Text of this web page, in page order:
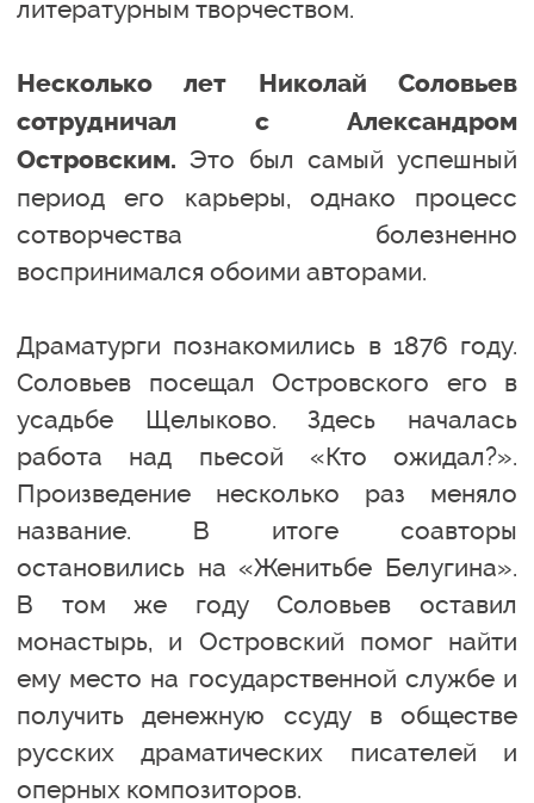
литературным творчеством.
Несколько лет Николай Соловьев
сотрудничал с Александром
Островским. Это был самый успешный
период его карьеры, однако процесс
сотворчества болезненно
воспринимался обоими авторами.
Драматурги познакомились в 1876 году.
Соловьев посещал Островского его в
усадьбе Щелыково. Здесь началась
работа над пьесой «Кто ожидал?».
Произведение несколько раз меняло
название. В итоге соавторы
остановились на «Женитьбе Белугина».
В том же году Соловьев оставил
монастырь, и Островский помог найти
ему место на государственной службе и
получить денежную ссуду в обществе
русских драматических писателей и
оперных композиторов.